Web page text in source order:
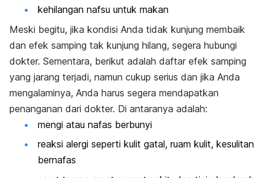
kehilangan nafsu untuk makan
Meski begitu, jika kondisi Anda tidak kunjung membaik
dan efek samping tak kunjung hilang, segera hubungi
dokter. Sementara, berikut adalah daftar efek samping
yang jarang terjadi, namun cukup serius dan jika Anda
mengalaminya, Anda harus segera mendapatkan
penanganan dari dokter. Di antaranya adalah:
mengi atau nafas berbunyi
reaksi alergi seperti kulit gatal, ruam kulit, kesulitan
bernafas